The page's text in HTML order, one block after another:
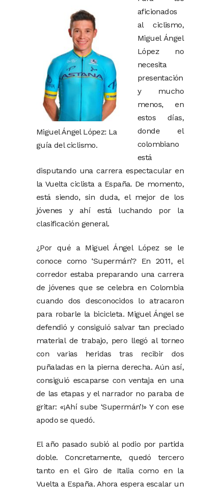
Miguel Ángel López: La
guía del ciclismo.
aficionados
al ciclismo,
Miguel Ángel
López no
necesita
presentación
y mucho
menos, en
estos días,
donde el
colombiano
está
disputando una carrera espectacular en
la Vuelta ciclista a España. De momento,
está siendo, sin duda, el mejor de los
jóvenes y ahí está luchando por la
clasificación general.
¿Por qué a Miguel Ángel López se le
conoce como ‘Supermán’? En 2011, el
corredor estaba preparando una carrera
de jóvenes que se celebra en Colombia
cuando dos desconocidos lo atracaron
para robarle la bicicleta. Miguel Ángel se
defendió y consiguió salvar tan preciado
material de trabajo, pero llegó al torneo
con varias heridas tras recibir dos
puñaladas en la pierna derecha. Aún así,
consiguió escaparse con ventaja en una
de las etapas y el narrador no paraba de
gritar: «¡Ahí sube ‘Supermán’!» Y con ese
apodo se quedó.
El año pasado subió al podio por partida
doble. Concretamente, quedó tercero
tanto en el Giro de Italia como en la
Vuelta a España. Ahora espera escalar un